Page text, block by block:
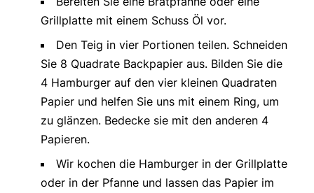
Grillplatte mit einem Schuss Öl vor.
Den Teig in vier Portionen teilen. Schneiden
Sie 8 Quadrate Backpapier aus. Bilden Sie die
4 Hamburger auf den vier kleinen Quadraten
Papier und helfen Sie uns mit einem Ring, um
zu glänzen. Bedecke sie mit den anderen 4
Papieren.
Wir kochen die Hamburger in der Grillplatte
oder in der Pfanne und lassen das Papier im